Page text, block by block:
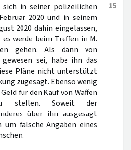
15
sich in seiner polizeilichen
2020 und in seinem
2020 dahin eingelassen,
werde beim Treffen in M.
gehen. Als dann von
sei, habe ihn das
Pläne nicht unterstützt
zugesagt. Ebenso wenig
für den Kauf von Waffen
stellen. Soweit der
über ihn ausgesagt
um falsche Angaben eines